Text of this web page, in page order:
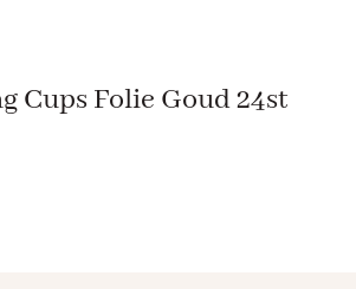
Cups Folie Goud 24st